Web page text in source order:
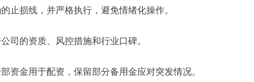
止损线，并严格执行，避免情绪化操作。
司的资质、风控措施和行业口碑。
资金用于配资，保留部分备用金应对突发情况。